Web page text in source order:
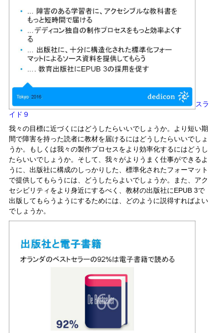
スラ
イド９
我々の目標に近づくにはどうしたらいいでしょうか。より短い期
間で障害を持った読者に教材を届けるにはどうしたらいいでしょ
うか。もしくは我々の製作プロセスをより効率化するにはどうし
たらいいでしょうか。そして、我々がよりうまく仕事ができるよ
うに、出版社に構成のしっかりした、標準化されたフォーマット
で提供してもらうには、どうしたらよいでしょうか。また、アク
セシビリティをより身近にするべく、教材の出版社にEPUB 3で
出版してもらうようにするためには、どのように説得すればよい
でしょうか。